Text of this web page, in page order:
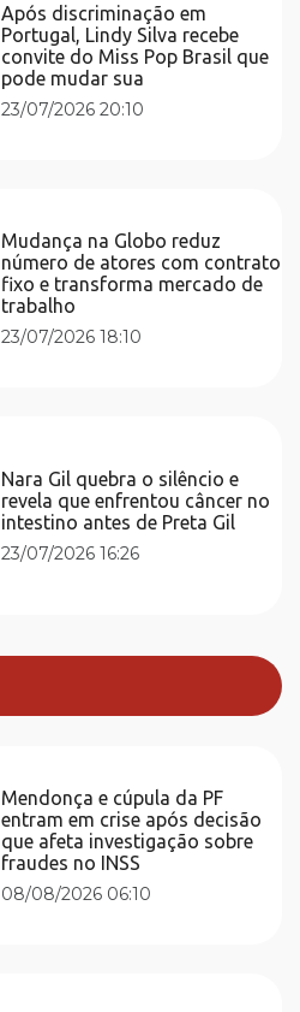
Após discriminação em
Portugal, Lindy Silva recebe
convite do Miss Pop Brasil que
pode mudar sua
23/07/2026 20:10
Mudança na Globo reduz
número de atores com contrato
fixo e transforma mercado de
trabalho
23/07/2026 18:10
Nara Gil quebra o silêncio e
revela que enfrentou câncer no
intestino antes de Preta Gil
23/07/2026 16:26
Mendonça e cúpula da PF
entram em crise após decisão
que afeta investigação sobre
fraudes no INSS
08/08/2026 06:10